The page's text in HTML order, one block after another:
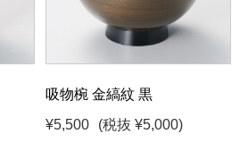
吸物椀 金縞紋 黒
¥5,500
(税抜 ¥5,000)